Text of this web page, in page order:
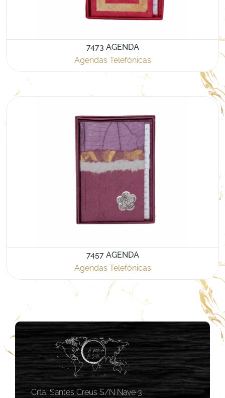
7473 AGENDA
Agendas Telefónicas
7457 AGENDA
Agendas Telefónicas
Crta, Santes Creus S/N Nave 3